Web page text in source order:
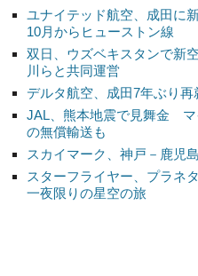
ユナイテッド航空、成田に
10月からヒューストン線
双日、ウズベキスタンで新
川らと共同運営
デルタ航空、成田7年ぶり
JAL、熊本地震で見舞金 マ
の無償輸送も
スカイマーク、神戸－鹿児
スターフライヤー、プラネ
一夜限りの星空の旅